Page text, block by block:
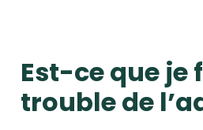
Est-ce que je
trouble de